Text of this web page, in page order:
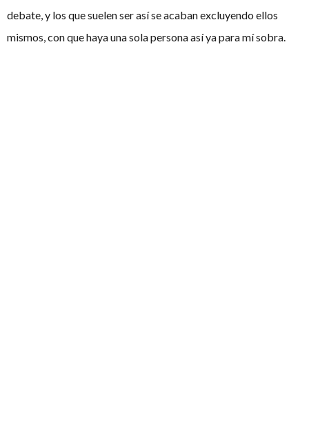
debate, y los que suelen ser así se acaban excluyendo ellos
mismos, con que haya una sola persona así ya para mí sobra.